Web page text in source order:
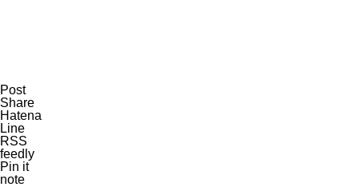
Post
Share
Hatena
Line
RSS
feedly
Pin it
note